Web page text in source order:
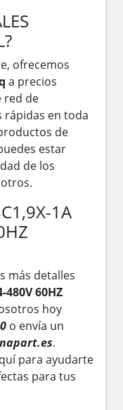
ofrecemos
a precios
red de
rápidas en toda
de
estar
de los
1A
más detalles
480V 60HZ
hoy
o envía un
.
para ayudarte
para tus